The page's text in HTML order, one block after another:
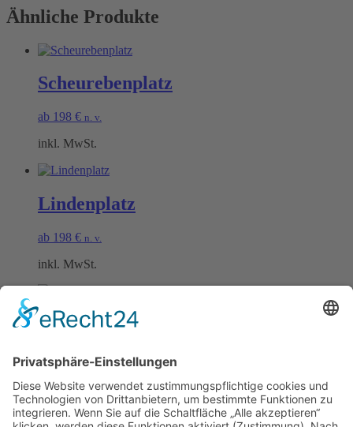
Ähnliche Produkte
Scheurebenplatz
ab 198 € n. v.
inkl. MwSt.
Lindenplatz
ab 198 € n. v.
inkl. MwSt.
Burgunderplatz
ab198€ n. v.
inkl. MwSt.
Öffnungszeiten Büro und Hofladen: